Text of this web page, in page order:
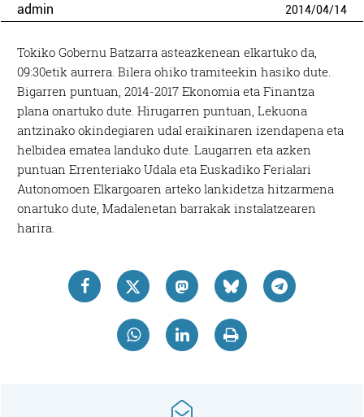
admin 2014/04/14
Tokiko Gobernu Batzarra asteazkenean elkartuko da,
09:30etik aurrera. Bilera ohiko tramiteekin hasiko dute.
Bigarren puntuan, 2014-2017 Ekonomia eta Finantza
plana onartuko dute. Hirugarren puntuan, Lekuona
antzinako okindegiaren udal eraikinaren izendapena eta
helbidea ematea landuko dute. Laugarren eta azken
puntuan Errenteriako Udala eta Euskadiko Ferialari
Autonomoen Elkargoaren arteko lankidetza hitzarmena
onartuko dute, Madalenetan barrakak instalatzearen
harira.